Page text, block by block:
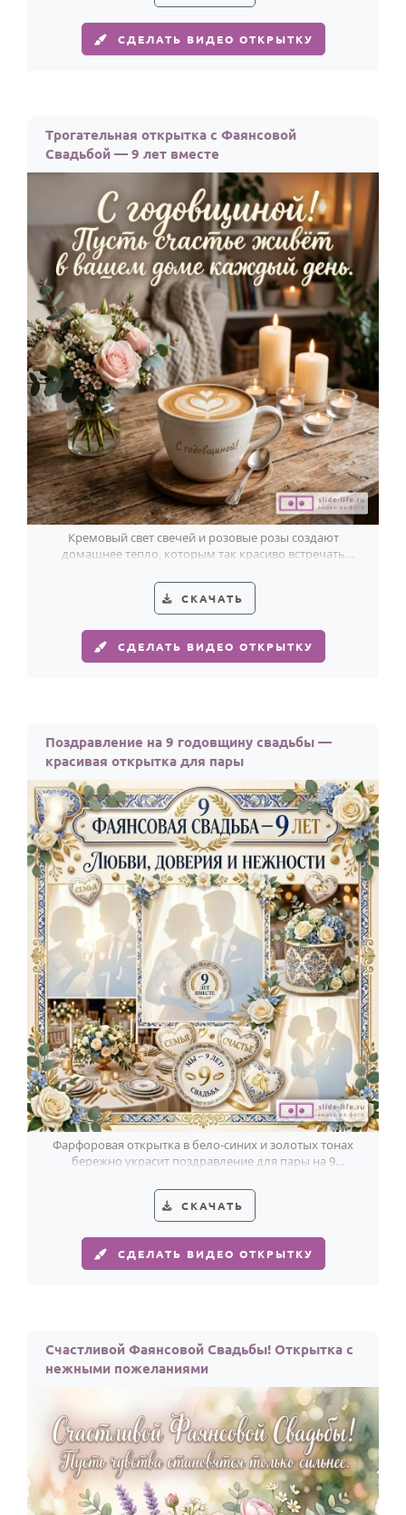
СДЕЛАТЬ ВИДЕО ОТКРЫТКУ
Трогательная открытка с Фаянсовой
Свадьбой — 9 лет вместе
Кремовый свет свечей и розовые розы создают
домашнее тепло, которым так красиво встречать
СКАЧАТЬ
СДЕЛАТЬ ВИДЕО ОТКРЫТКУ
Поздравление на 9 годовщину свадьбы —
красивая открытка для пары
Фарфоровая открытка в бело-синих и золотых тонах
бережно украсит поздравление для пары на 9
СКАЧАТЬ
СДЕЛАТЬ ВИДЕО ОТКРЫТКУ
Счастливой Фаянсовой Свадьбы! Открытка с
нежными пожеланиями